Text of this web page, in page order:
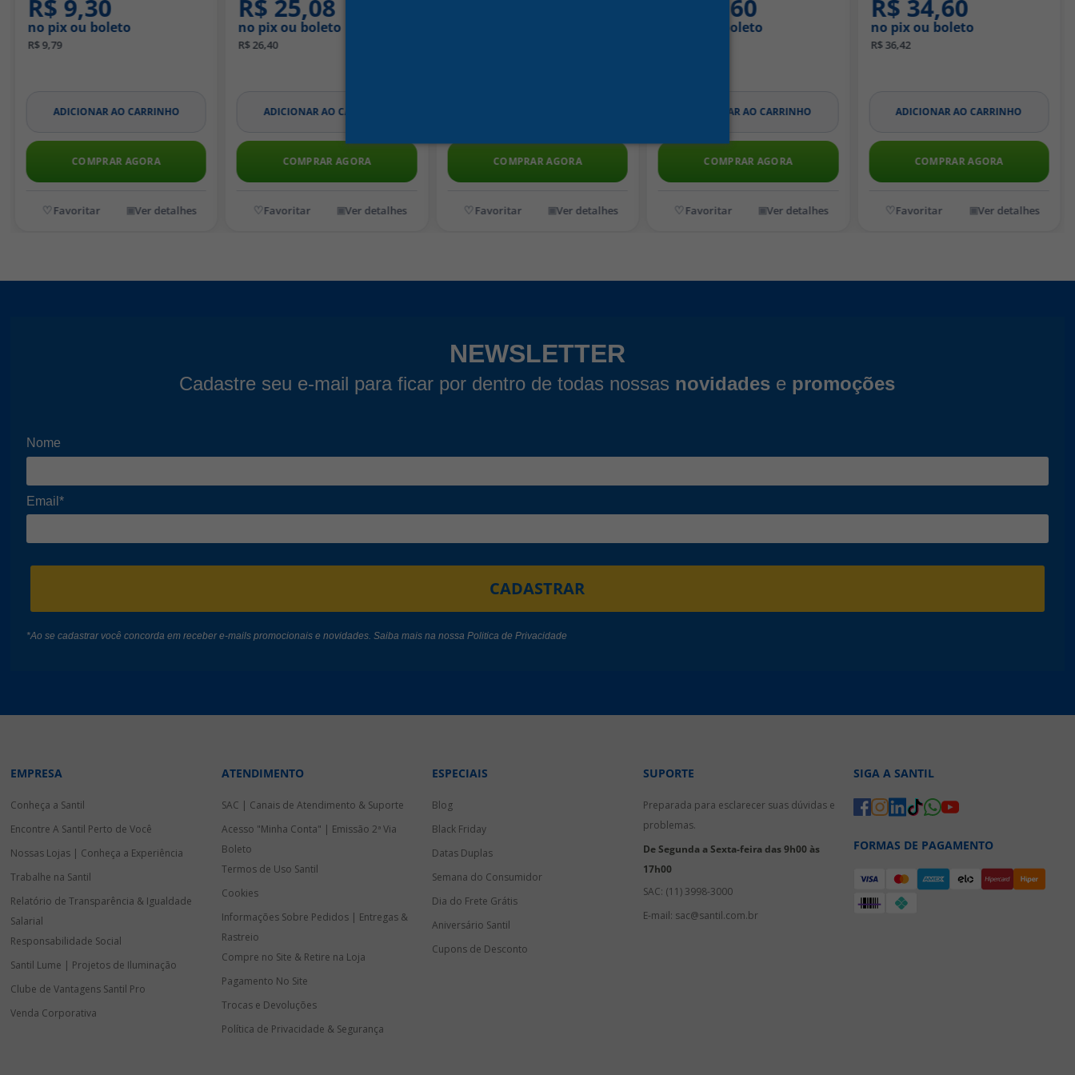
R$ 9,30
no pix ou boleto
R$ 9,79
ADICIONAR AO CARRINHO
COMPRAR AGORA
Ver detalhes
R$ 25,08
no pix ou boleto
R$ 26,40
ADICIONAR AO CARRINHO
COMPRAR AGORA
Ver detalhes
COMPRAR AGORA
Ver detalhes
R$ 34,60
no pix ou boleto
ADICIONAR AO CARRINHO
COMPRAR AGORA
Ver detalhes
R$ 34,60
no pix ou boleto
R$ 36,42
ADICIONAR AO CARRINHO
COMPRAR AGORA
Ver detalhes
NEWSLETTER
Cadastre seu e-mail para ficar por dentro de todas nossas novidades e promoções
Nome
Email*
CADASTRAR
*Ao se cadastrar você concorda em receber e-mails promocionais e novidades. Saiba mais na nossaPolitica de Privacidade
EMPRESA
Conheça a Santil
Encontre A Santil Perto de Você
Nossas Lojas | Conheça a Experiência
Trabalhe na Santil
Relatório de Transparência & Igualdade
Salarial
Responsabilidade Social
Santil Lume | Projetos de Iluminação
Clube de Vantagens Santil Pro
Venda Corporativa
ATENDIMENTO
SAC | Canais de Atendimento & Suporte
Acesso "Minha Conta" | Emissão 2ª Via
Boleto
Termos de Uso Santil
Cookies
Informações Sobre Pedidos | Entregas &
Rastreio
Compre no Site & Retire na Loja
Pagamento No Site
Trocas e Devoluções
Política de Privacidade & Segurança
ESPECIAIS
Blog
Black Friday
Datas Duplas
Semana do Consumidor
Dia do Frete Grátis
Aniversário Santil
Cupons de Desconto
SUPORTE
Preparada para esclarecer suas dúvidas e
problemas.
De Segunda a Sexta-feira das 9h00 às
17h00
SAC: (11) 3998-3000
E-mail: sac@santil.com.br
SIGA A SANTIL
FORMAS DE PAGAMENTO